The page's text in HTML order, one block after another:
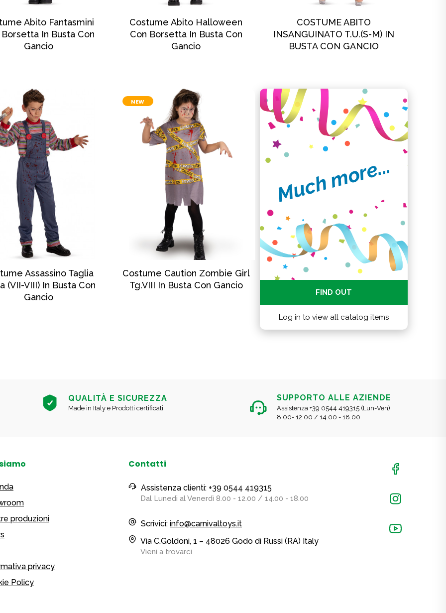
Abito Fantasmini
Borsetta In Busta Con
Gancio
Costume Abito Halloween
Con Borsetta In Busta Con
Gancio
COSTUME ABITO
INSANGUINATO T.U.(S-M) IN
BUSTA CON GANCIO
Assassino Taglia
(VII-VIII) In Busta Con
Gancio
NEW
Costume Caution Zombie Girl
Tg.VIII In Busta Con Gancio
Much more...
FIND OUT
Log in to view all catalog items
QUALITÀ E SICUREZZA
Made in Italy e Prodotti certificati
SUPPORTO ALLE AZIENDE
Assistenza +39 0544 419315 (Lun-Ven)
8.00- 12.00 / 14.00 - 18.00
produzioni
privacy
Policy
Contatti
Assistenza clienti: +39 0544 419315
Dal Lunedi al Venerdì 8.00 - 12.00 / 14.00 - 18.00
Scrivici:info@carnivaltoys.it
Via C.Goldoni, 1 – 48026 Godo di Russi (RA) Italy
Vieni a trovarci